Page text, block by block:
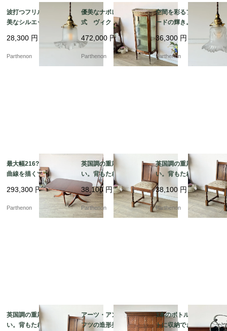
波打つフリルが描く優
美なシルエット。繊細
するフロストガラス・
ペンダントランプ【ls2
28,300 円
Parthenon
優美なナポレオン3世様
式 ヴィクトリア時代
の空気を今に伝えるデ
ィスプレイキャビネッ
ト【9526】
472,000 円
Parthenon
空間を彩るフリルシェ
ードの輝き。優美なガ
ーランド装飾が浮かび
上がるフロストガラ
ス・ペンダントランプ
【ls216-4】
36,300 円
Parthenon
最大幅216?p！優美な
曲線を描くツインペデ
スタル脚とオーバル型
の伸長式ダイニングテ
ーブル【t327】
293,300 円
Parthenon
英国調の重厚な佇ま
い。背もたれの彫刻が
美しいオーク材ダイニ
ングチェア【2230】
38,100 円
Parthenon
英国調の重厚な佇ま
い。背もたれの彫刻が
美しいオーク材ダイニ
ングチェア【2229】
38,100 円
Parthenon
英国調の重厚な佇ま
い。背もたれの彫刻が
アーツ・アンド・クラ
フツの造形美が光る、
3本のボトルをコンパク
トに収納できる卓上ボ